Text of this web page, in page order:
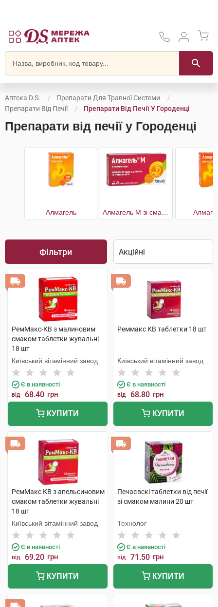
Аптека D.S.
Препарати Для Травної Системи
Препарати Від Печії
Препарати Від Печії У Городенці
Препарати від печії у Городенці
Алмагель
Фільтри
РемМакс-КВ з малиновим
смаком таблетки жувальні
18 шт
Київський вітамінний завод
Є в наявності
від 68.40 грн
КУПИТИ
Реммакс КВ таблетки 18 шт
Київський вітамінний завод
Є в наявності
від 68.80 грн
КУПИТИ
РемМакс КВ з апельсиновим
смаком таблетки жувальні
18 шт
Київський вітамінний завод
Є в наявності
від 69.20 грн
КУПИТИ
Печаєвскі таблетки від печії
зі смаком малини 20 шт
Технолог
Є в наявності
від 71.50 грн
КУПИТИ